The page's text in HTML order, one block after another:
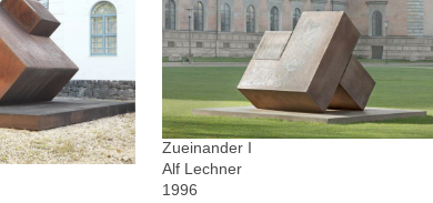
Zueinander I
Alf Lechner
1996